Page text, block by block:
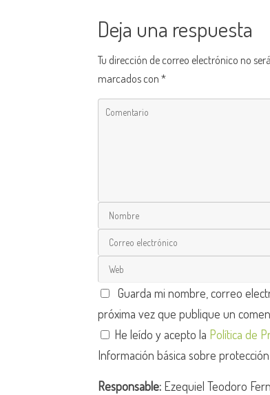
Deja una respuesta
Tu dirección de correo electrónico no
marcados con*
Guarda mi nombre, correo
próxima vez que publique un
He leído y acepto la Política de
Información básica sobre
Responsable: Ezequiel Teodoro